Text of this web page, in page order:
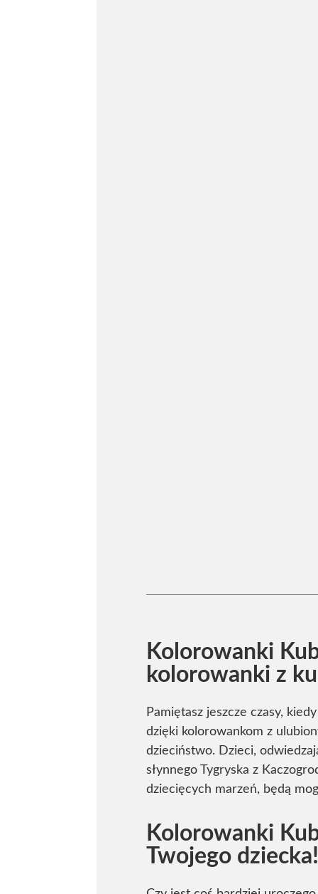
Kolorowanki
kolorowanki z
Pamiętasz jeszcze czasy,
dzięki kolorowankom z
dzieciństwo. Dzieci,
słynnego Tygryska z
dziecięcych marzeń, będą
Kolorowanki
Twojego dziecka!